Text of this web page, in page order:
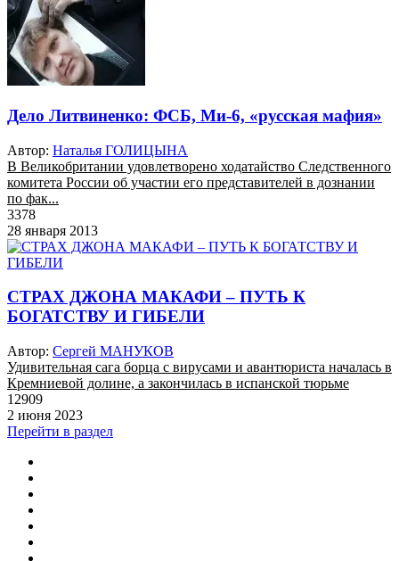
Дело Литвиненко: ФСБ, Ми-6, «русская мафия»
Автор: Наталья ГОЛИЦЫНА
В Великобритании удовлетворено ходатайство Следственного
комитета России об участии его представителей в дознании
по фак...
3378
28 января 2013
СТРАХ ДЖОНА МАКАФИ – ПУТЬ К
БОГАТСТВУ И ГИБЕЛИ
Автор: Сергей МАНУКОВ
Удивительная сага борца с вирусами и авантюриста началась в
Кремниевой долине, а закончилась в испанской тюрьме
12909
2 июня 2023
Перейти в раздел